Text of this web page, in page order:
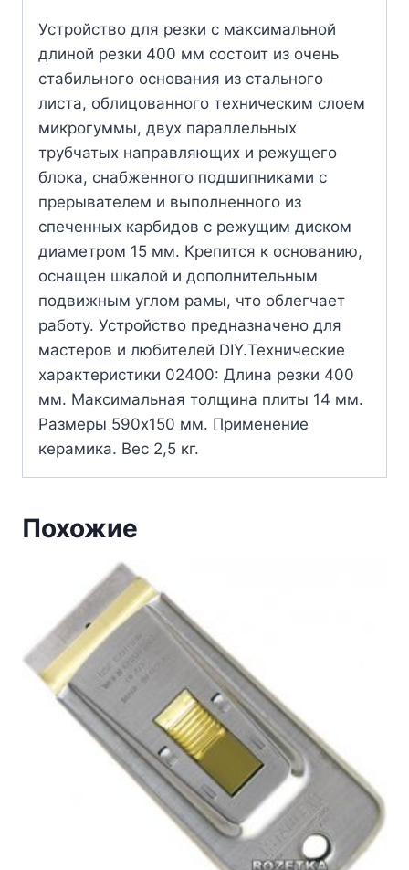
Устройство для резки с максимальной
длиной резки 400 мм состоит из очень
стабильного основания из стального
листа, облицованного техническим слоем
микрогуммы, двух параллельных
трубчатых направляющих и режущего
блока, снабженного подшипниками с
прерывателем и выполненного из
спеченных карбидов с режущим диском
диаметром 15 мм. Крепится к основанию,
оснащен шкалой и дополнительным
подвижным углом рамы, что облегчает
работу. Устройство предназначено для
мастеров и любителей DIY.Технические
характеристики 02400: Длина резки 400
мм. Максимальная толщина плиты 14 мм.
Размеры 590х150 мм. Применение
керамика. Вес 2,5 кг.
Похожие